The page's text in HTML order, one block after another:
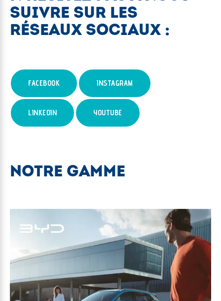
SUIVRE SUR LES
RÉSEAUX SOCIAUX :
FACEBOOK INSTAGRAM
LINKEDIN YOUTUBE
NOTRE GAMME